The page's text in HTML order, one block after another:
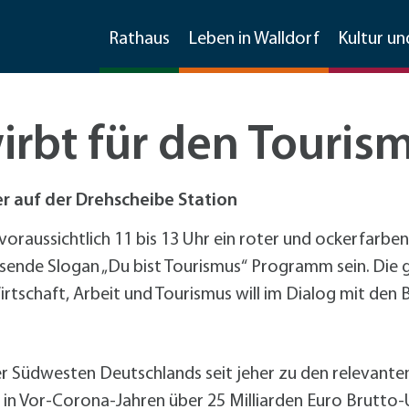
Rathaus
Ratsinfosystem
Gemeinderat & Ausschüsse
Leben in Walldorf
Soziale Dienste
Kirchen
Kultur
Gewerbegebietsfest
Jubiläumsfest 125 Jahre Stadtrechte
Spargelmarkt
Freizeit und mehr
Freizeiteinrichtungen
Vereine
Übernachtungen
Förderprogramme Bauen und Sanieren
Invasive Arten
Weitere Infos
Asiatische Tigermücke
Mobilität
Kommunikation
Förderprogramme
Für
+
Existenzgründung und -sicherung
Material, Formulare, Downloads
Partner der Wirtschaft
Formulare und Downloads
Datenschutzhinweise zur
Unternehmensbefragung
für den
auf der Drehscheibe Station
11 bis 13 Uhr ein roter und
Slogan „Du bist Tourismus“ Programm sein.
Arbeit und Tourismus will im Dialog mit den
Deutschlands seit jeher zu den
in Vor-Corona-Jahren über 25 Milliarden Euro